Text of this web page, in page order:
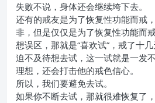
失败不说，身体还会继续垮下去。
还有的戒友是为了恢复性功能而戒
非，但是仅仅是为了恢复性功能而
想误区，那就是“喜欢试”，戒了十
迫不及待想去试，这一试就是一发
理想，还会打击他的戒色信心。
所以，我们要避免去试。
如果你不断去试，那就很难恢复了